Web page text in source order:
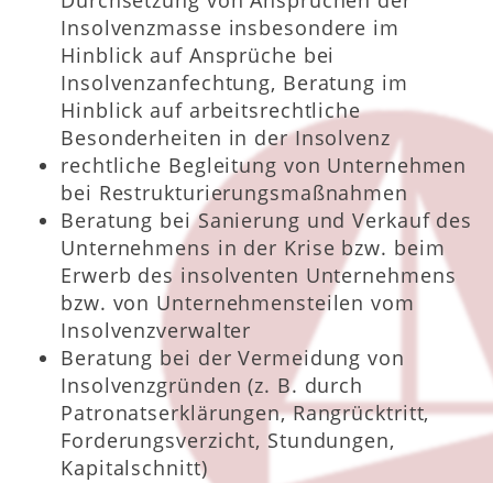
Insolvenzmasse insbesondere im
Hinblick auf Ansprüche bei
Insolvenzanfechtung, Beratung im
Hinblick auf arbeitsrechtliche
Besonderheiten in der Insolvenz
rechtliche Begleitung von Unternehmen
bei Restrukturierungsmaßnahmen
Beratung bei Sanierung und Verkauf des
Unternehmens in der Krise bzw. beim
Erwerb des insolventen Unternehmens
bzw. von Unternehmensteilen vom
Insolvenzverwalter
Beratung bei der Vermeidung von
Insolvenzgründen (z. B. durch
Patronatserklärungen, Rangrücktritt,
Forderungsverzicht, Stundungen,
Kapitalschnitt)